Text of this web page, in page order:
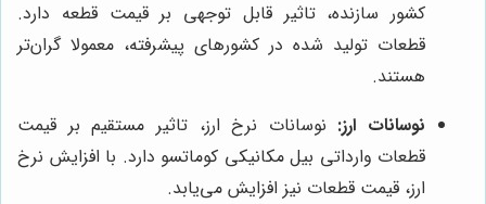
کشور سازنده، تاثیر قابل توجهی بر قیمت قطعه دارد.
قطعات تولید شده در کشورهای پیشرفته، معمولا گران‌تر
هستند.
نوسانات ارز: نوسانات نرخ ارز، تاثیر مستقیم بر قیمت
قطعات وارداتی بیل مکانیکی کوماتسو دارد. با افزایش نرخ
ارز، قیمت قطعات نیز افزایش می‌یابد.